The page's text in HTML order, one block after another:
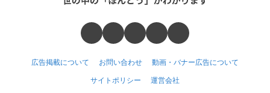
広告掲載について お問い合わせ 動画・バナー広告について
サイトポリシー 運営会社